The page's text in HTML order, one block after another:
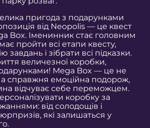
пригода з подарунками
від Neopolis — це квест
Box. Іменинник стає головним
пройти всі етапи квесту,
завдань і зібрати всі підказки.
величезної коробки,
Mega Box — це не
а справжня емоційна подорож,
відчуває себе переможцем.
коробку за
від солодощів і
які залишаться у